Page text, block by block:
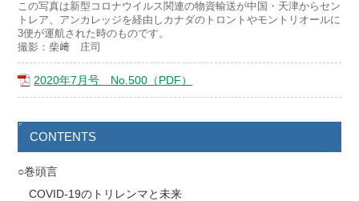
この写真は新型コロナウイルス関連の物資輸送が中国・天津からセン
トレア、アンカレッジを経由しカナダのトロントやモントリオールに
3便が運航された時のものです。
撮影：柴﨑 庄司
2020年7月号 No.500（PDF）
CONTENTS
○巻頭言
COVID-19のトリレンマと未来